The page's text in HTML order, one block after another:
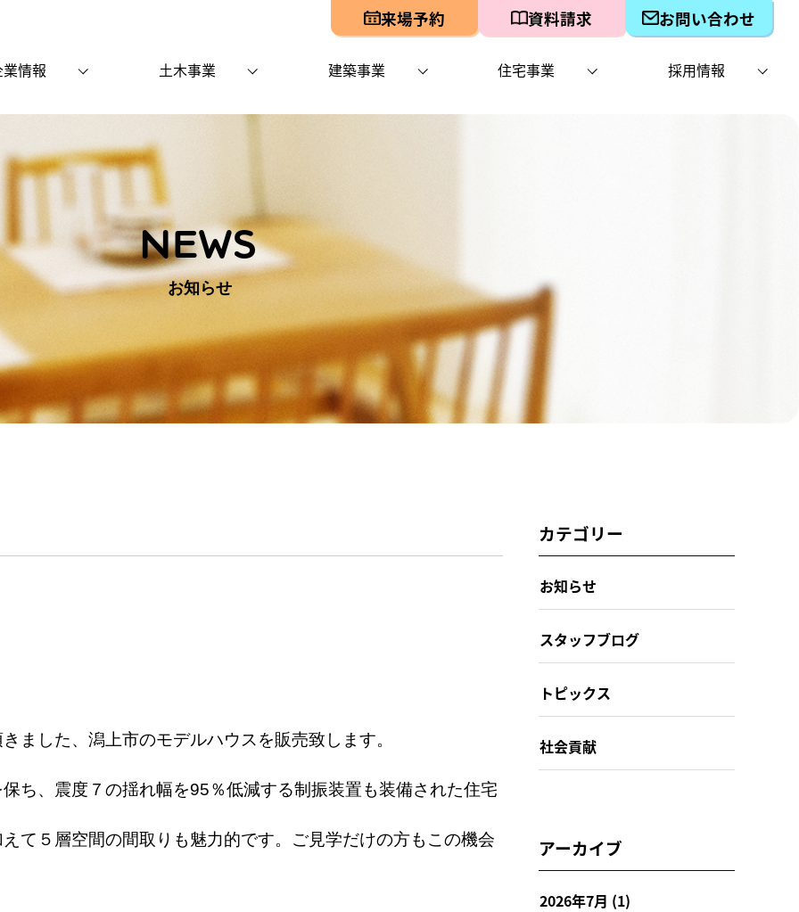
来場予約 資料請求 お問い合わせ
情報 土木事業 建築事業 住宅事業 採用情報
NEWS
お知らせ
ました、潟上市のモデルハウスを販売致します。
ち、震度７の揺れ幅を95％低減する制振装置も装備された住宅
て５層空間の間取りも魅力的です。ご見学だけの方もこの機会
カテゴリー
お知らせ
スタッフブログ
トピックス
社会貢献
アーカイブ
2026年7月 (1)